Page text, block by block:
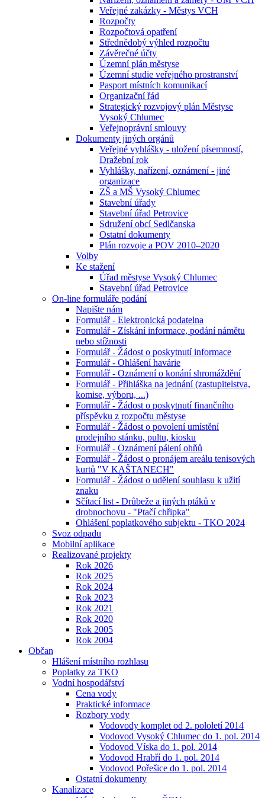
Veřejné zakázky - Městys VCH
Rozpočty
Rozpočtová opatření
Střednědobý výhled rozpočtu
Závěrečné účty
Územní plán městyse
Územní studie veřejného prostranství
Pasport místních komunikací
Organizační řád
Strategický rozvojový plán Městyse
Vysoký Chlumec
Veřejnoprávní smlouvy
Dokumenty jiných orgánů
Veřejné vyhlášky - uložení písemností,
Dražební rok
Vyhlášky, nařízení, oznámení - jiné
organizace
ZŠ a MŠ Vysoký Chlumec
Stavební úřady
Stavební úřad Petrovice
Sdružení obcí Sedlčanska
Ostatní dokumenty
Plán rozvoje a POV 2010–2020
Volby
Ke stažení
Úřad městyse Vysoký Chlumec
Stavební úřad Petrovice
On-line formuláře podání
Napište nám
Formulář - Elektronická podatelna
Formulář - Získání informace, podání námětu
nebo stížnosti
Formulář - Žádost o poskytnutí informace
Formulář - Ohlášení havárie
Formulář - Oznámení o konání shromáždění
Formulář - Přihláška na jednání (zastupitelstva,
komise, výboru, ...)
Formulář - Žádost o poskytnutí finančního
příspěvku z rozpočtu městyse
Formulář - Žádost o povolení umístění
prodejního stánku, pultu, kiosku
Formulář - Oznámení pálení ohňů
Formulář - Žádost o pronájem areálu tenisových
kurtů "V KAŠTANECH"
Formulář - Žádost o udělení souhlasu k užití
znaku
Sčítací list - Drůbeže a jiných ptáků v
drobnochovu - "Ptačí chřipka"
Ohlášení poplatkového subjektu - TKO 2024
Svoz odpadu
Mobilní aplikace
Realizované projekty
Rok 2026
Rok 2025
Rok 2024
Rok 2023
Rok 2021
Rok 2020
Rok 2005
Rok 2004
Občan
Hlášení místního rozhlasu
Poplatky za TKO
Vodní hospodářství
Cena vody
Praktické informace
Rozbory vody
Vodovody komplet od 2. pololetí 2014
Vodovod Vysoký Chlumec do 1. pol. 2014
Vodovod Víska do 1. pol. 2014
Vodovod Hrabří do 1. pol. 2014
Vodovod Pořešice do 1. pol. 2014
Ostatní dokumenty
Kanalizace